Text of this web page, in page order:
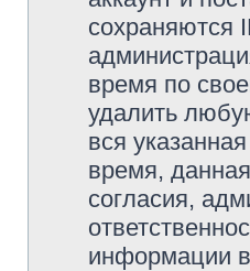
сохраняются
время по
удалить
вся
время,
согласия,
информации